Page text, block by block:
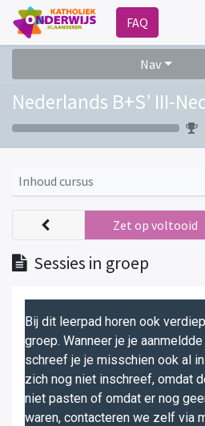
FAQ
Nav
Nederlands B+S’ III-
Inhoud cursus
Sessies in groep
Zet op voltooid
Bij dit leerpad horen ook
groep. Wanneer je je
schreef je je misschien ook al
zich nog niet inschreef, omdat
niet pasten of omdat er nog
waren, contacteren we zelf via